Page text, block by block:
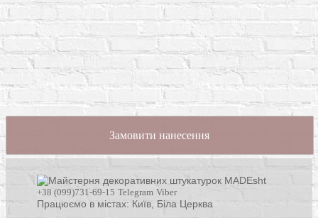
Замовити нанесення
+38 (099)731-69-15 Telegram Viber
Працюємо в містах: Київ, Біла Церква